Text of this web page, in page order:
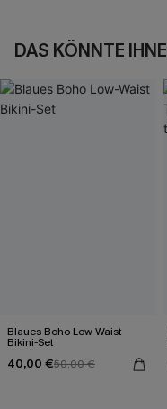
DAS KÖNNTE
Blaues Boho Low-Waist
Bikini-Set
40,00 €50,00 €